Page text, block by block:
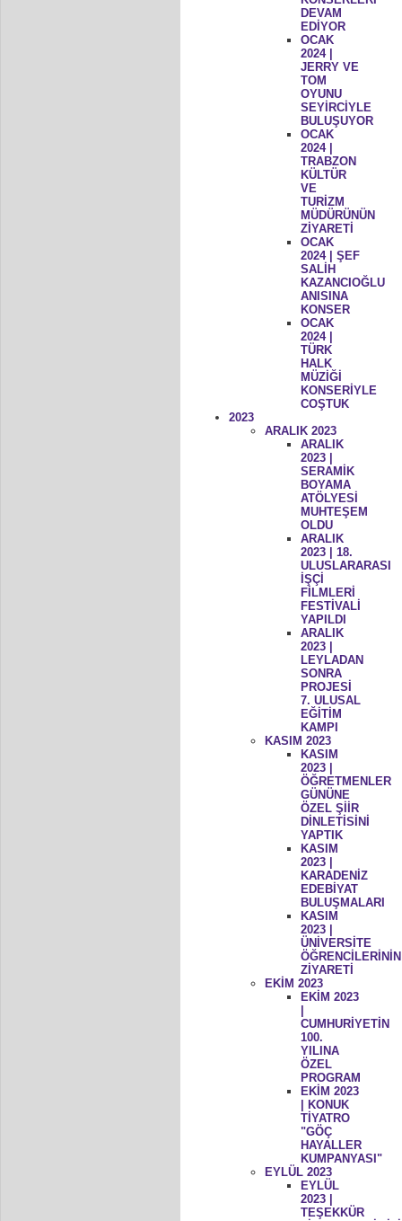
DEVAM
EDİYOR
OCAK
2024 |
JERRY VE
TOM
OYUNU
SEYİRCİYLE
BULUŞUYOR
OCAK
2024 |
TRABZON
KÜLTÜR
VE
TURİZM
MÜDÜRÜNÜN
ZİYARETİ
OCAK
2024 | ŞEF
SALİH
KAZANCIOĞLU
ANISINA
KONSER
OCAK
2024 |
TÜRK
HALK
MÜZİĞİ
KONSERİYLE
COŞTUK
2023
ARALIK 2023
ARALIK
2023 |
SERAMİK
BOYAMA
ATÖLYESİ
MUHTEŞEM
OLDU
ARALIK
2023 | 18.
ULUSLARARASI
İŞÇİ
FİLMLERİ
FESTİVALİ
YAPILDI
ARALIK
2023 |
LEYLADAN
SONRA
PROJESİ
7. ULUSAL
EĞİTİM
KAMPI
KASIM 2023
KASIM
2023 |
ÖĞRETMENLER
GÜNÜNE
ÖZEL ŞİİR
DİNLETİSİNİ
YAPTIK
KASIM
2023 |
KARADENİZ
EDEBİYAT
BULUŞMALARI
KASIM
2023 |
ÜNİVERSİTE
ÖĞRENCİLERİNİN
ZİYARETİ
EKİM 2023
EKİM 2023
CUMHURİYETİN
100.
YILINA
ÖZEL
PROGRAM
EKİM 2023
| KONUK
TİYATRO
"GÖÇ
HAYALLER
KUMPANYASI"
EYLÜL 2023
EYLÜL
2023 |
TEŞEKKÜR